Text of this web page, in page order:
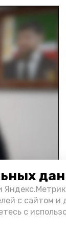
с сайтом и
с